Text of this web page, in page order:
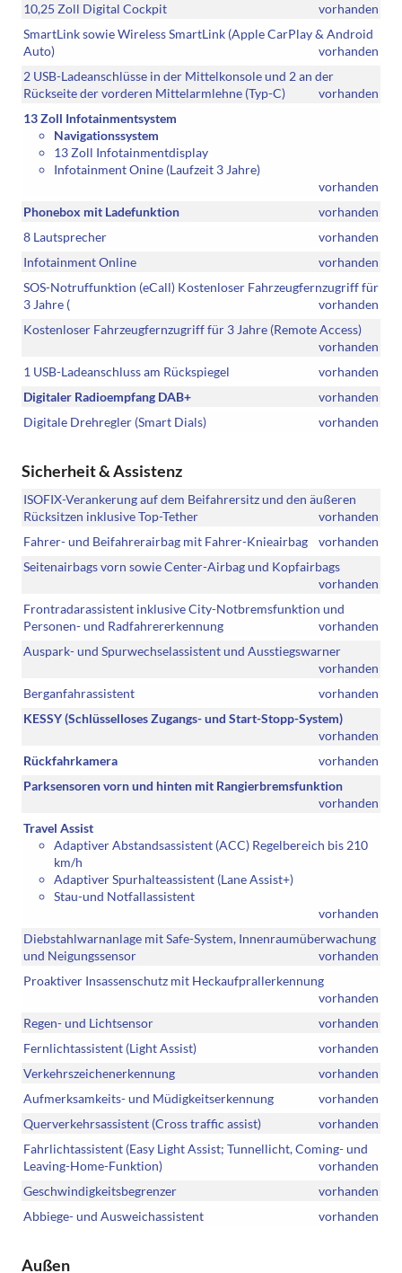
10,25 Zoll Digital Cockpit
vorhanden
SmartLink sowie Wireless SmartLink (Apple CarPlay & Android
Auto)
vorhanden
2 USB-Ladeanschlüsse in der Mittelkonsole und 2 an der
Rückseite der vorderen Mittelarmlehne (Typ-C)
vorhanden
13 Zoll Infotainmentsystem
Navigationssystem
13 Zoll Infotainmentdisplay
Infotainment Onine (Laufzeit 3 Jahre)
vorhanden
Phonebox mit Ladefunktion
vorhanden
8 Lautsprecher
vorhanden
Infotainment Online
vorhanden
SOS-Notruffunktion (eCall) Kostenloser Fahrzeugfernzugriff für
3 Jahre (
vorhanden
Kostenloser Fahrzeugfernzugriff für 3 Jahre (Remote Access)
vorhanden
1 USB-Ladeanschluss am Rückspiegel
vorhanden
Digitaler Radioempfang DAB+
vorhanden
Digitale Drehregler (Smart Dials)
vorhanden
Sicherheit & Assistenz
ISOFIX-Verankerung auf dem Beifahrersitz und den äußeren
Rücksitzen inklusive Top-Tether
vorhanden
Fahrer- und Beifahrerairbag mit Fahrer-Knieairbag
vorhanden
Seitenairbags vorn sowie Center-Airbag und Kopfairbags
vorhanden
Frontradarassistent inklusive City-Notbremsfunktion und
Personen- und Radfahrererkennung
vorhanden
Auspark- und Spurwechselassistent und Ausstiegswarner
vorhanden
Berganfahrassistent
vorhanden
KESSY (Schlüsselloses Zugangs- und Start-Stopp-System)
vorhanden
Rückfahrkamera
vorhanden
Parksensoren vorn und hinten mit Rangierbremsfunktion
vorhanden
Travel Assist
Adaptiver Abstandsassistent (ACC) Regelbereich bis 210
km/h
Adaptiver Spurhalteassistent (Lane Assist+)
Stau-und Notfallassistent
vorhanden
Diebstahlwarnanlage mit Safe-System, Innenraumüberwachung
und Neigungssensor
vorhanden
Proaktiver Insassenschutz mit Heckaufprallerkennung
vorhanden
Regen- und Lichtsensor
vorhanden
Fernlichtassistent (Light Assist)
vorhanden
Verkehrszeichenerkennung
vorhanden
Aufmerksamkeits- und Müdigkeitserkennung
vorhanden
Querverkehrsassistent (Cross traffic assist)
vorhanden
Fahrlichtassistent (Easy Light Assist; Tunnellicht, Coming- und
Leaving-Home-Funktion)
vorhanden
Geschwindigkeitsbegrenzer
vorhanden
Abbiege- und Ausweichassistent
vorhanden
Außen